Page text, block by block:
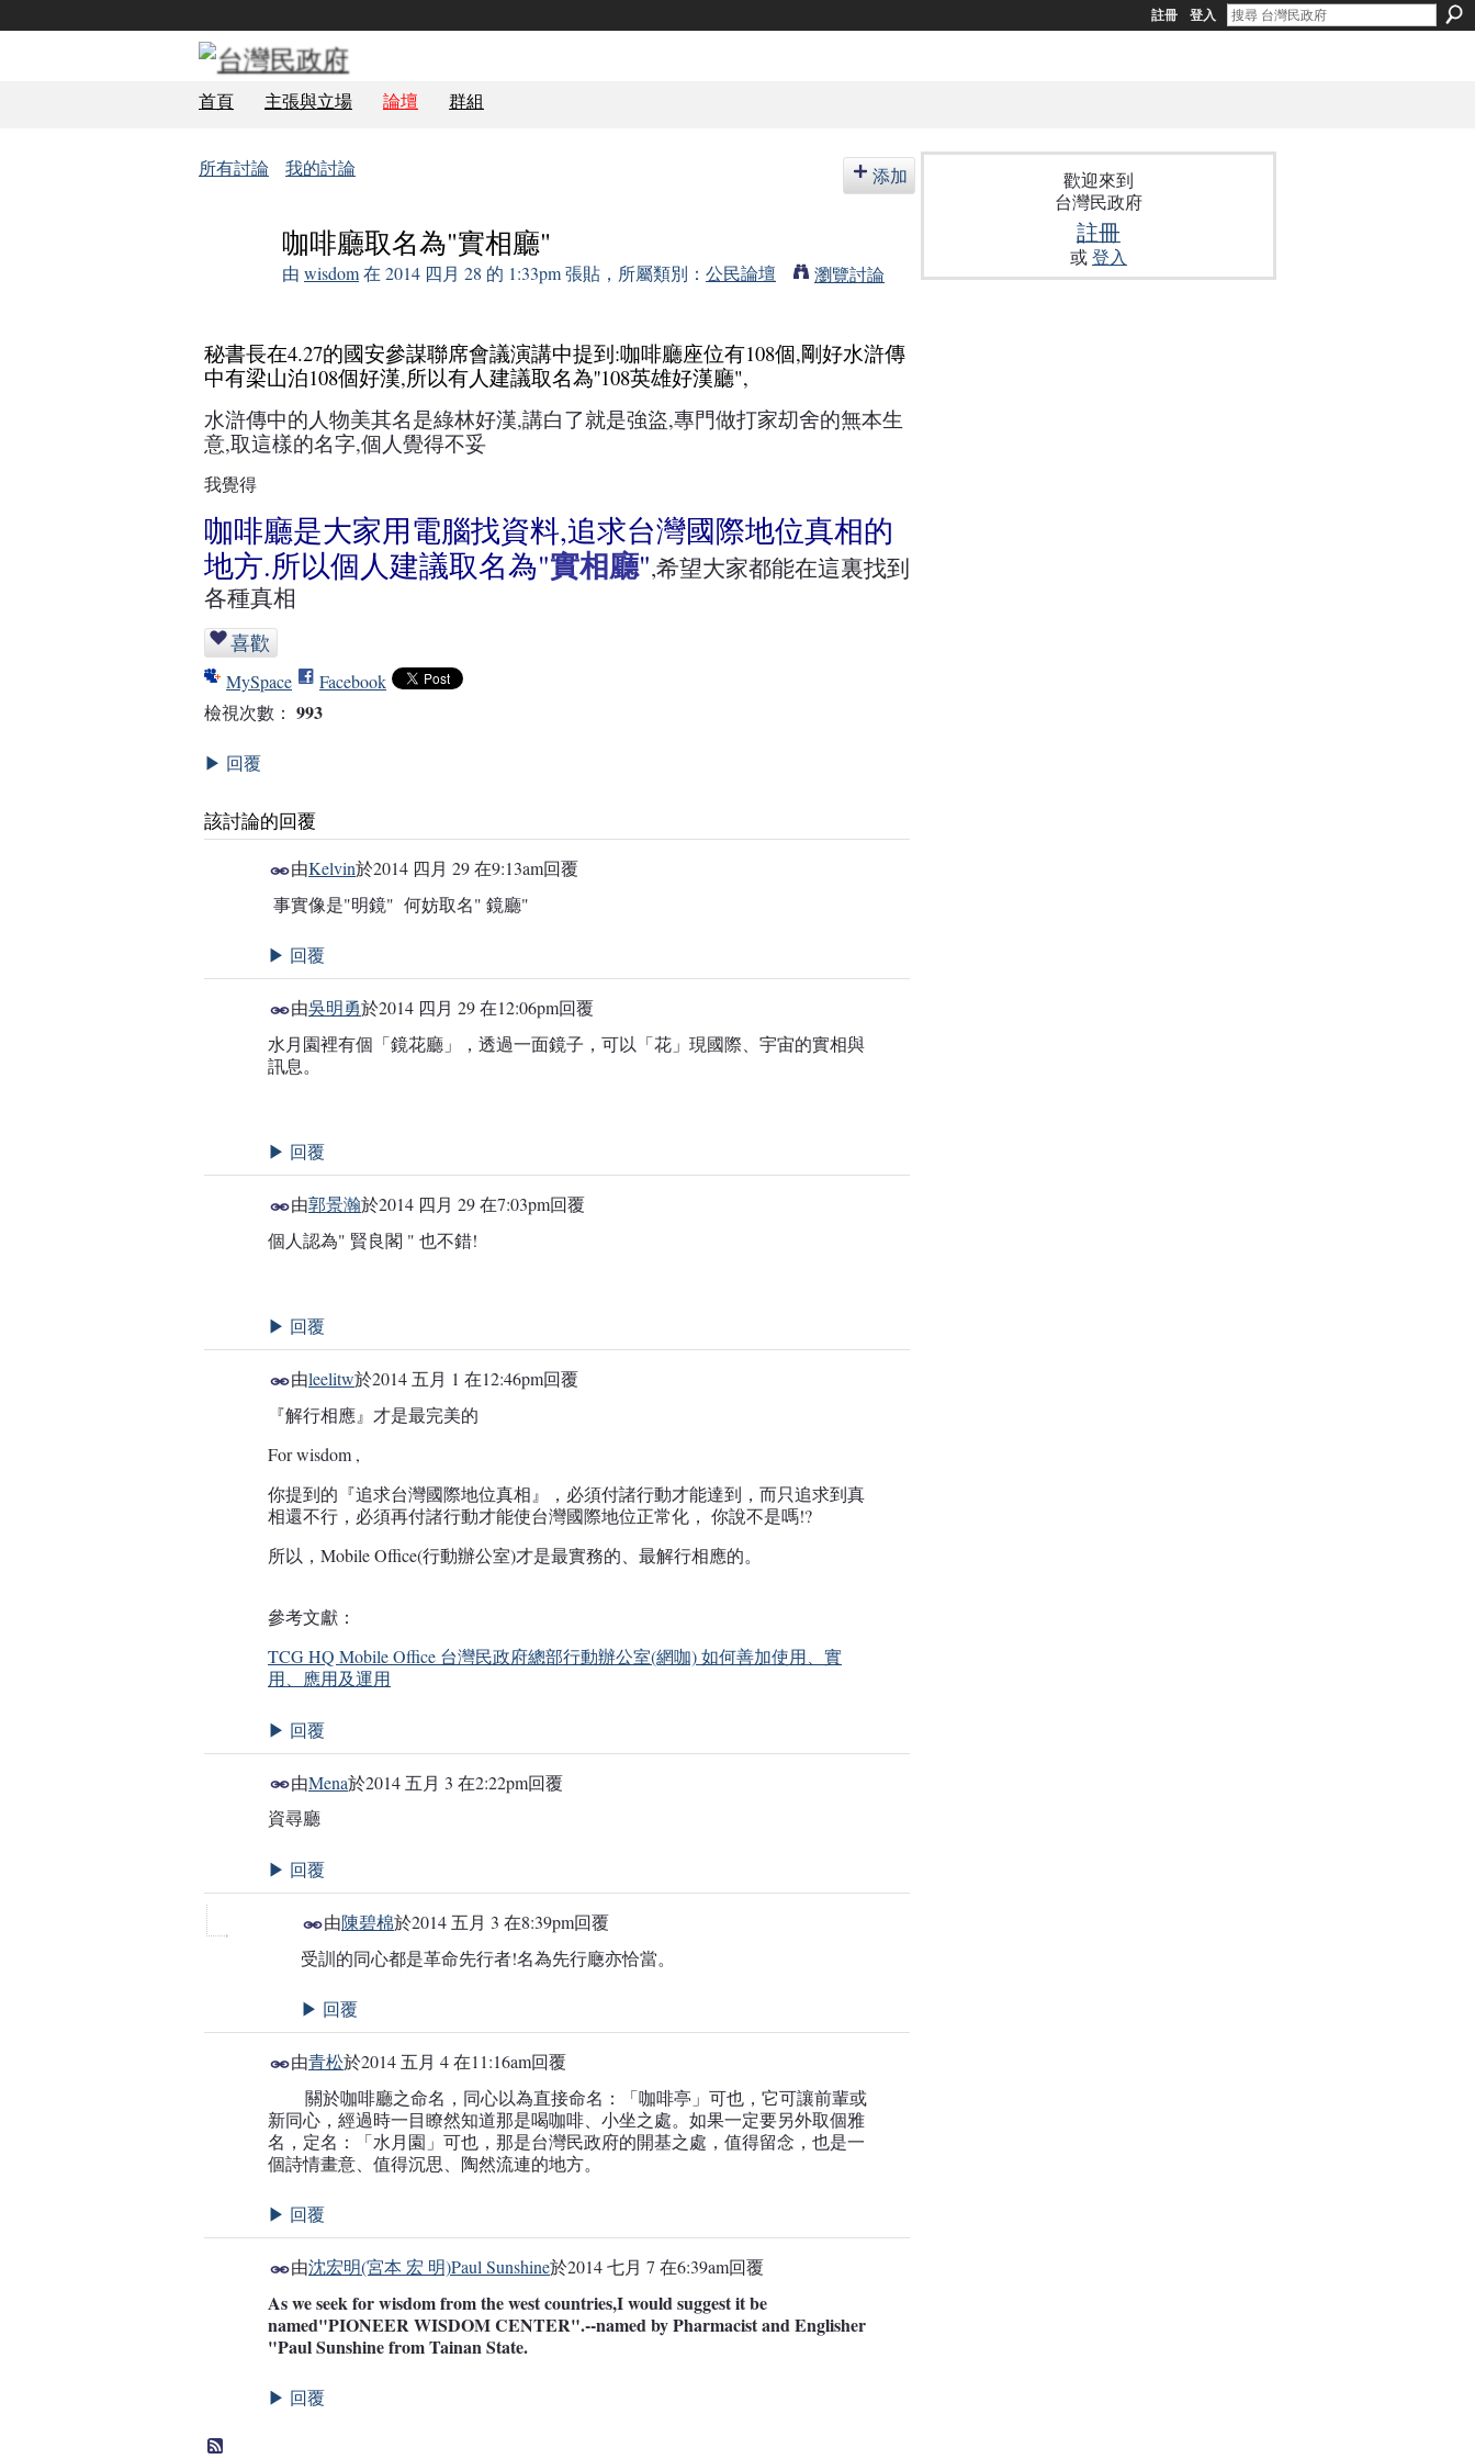
註冊 登入
首頁 主張與立場 論壇 群組
所有討論 我的討論 添加
咖啡廳取名為"實相廳"
由 wisdom在 2014 四月 28 的 1:33pm 張貼，所屬類別： 公民論壇 瀏覽討論
秘書長在4.27的國安參謀聯席會議演講中提到:咖啡廳座位有108個,剛好水滸傳
中有梁山泊108個好漢,所以有人建議取名為''108英雄好漢廳",
水滸傳中的人物美其名是綠林好漢,講白了就是強盜,專門做打家刧舍的無本生
意,取這樣的名字,個人覺得不妥
我覺得
咖啡廳是大家用電腦找資料,追求台灣國際地位真相的
地方.所以個人建議取名為"實相廳",希望大家都能在這裏找到
各種真相
喜歡
MySpace
Facebook
檢視次數： 993
▶ 回覆
該討論的回覆
由Kelvin於2014 四月 29 在9:13am回覆
事實像是"明鏡" 何妨取名" 鏡廳"
▶ 回覆
由吳明勇於2014 四月 29 在12:06pm回覆
水月園裡有個「鏡花廳」，透過一面鏡子，可以「花」現國際、宇宙的實相與
訊息。
▶ 回覆
由郭景瀚於2014 四月 29 在7:03pm回覆
個人認為" 賢良閣 " 也不錯!
▶ 回覆
由leelitw於2014 五月 1 在12:46pm回覆
『解行相應』才是最完美的
For wisdom ,
你提到的『追求台灣國際地位真相』，必須付諸行動才能達到，而只追求到真
相還不行，必須再付諸行動才能使台灣國際地位正常化， 你說不是嗎!?
所以，Mobile Office(行動辦公室)才是最實務的、最解行相應的。
參考文獻：
TCG HQ Mobile Office 台灣民政府總部行動辦公室(網咖) 如何善加使用、實
用、應用及運用
▶ 回覆
由Mena於2014 五月 3 在2:22pm回覆
資尋廳
▶ 回覆
由陳碧棉於2014 五月 3 在8:39pm回覆
受訓的同心都是革命先行者!名為先行廰亦恰當。
▶ 回覆
由青松於2014 五月 4 在11:16am回覆
關於咖啡廳之命名，同心以為直接命名：「咖啡亭」可也，它可讓前輩或
新同心，經過時一目瞭然知道那是喝咖啡、小坐之處。如果一定要另外取個雅
名，定名：「水月園」可也，那是台灣民政府的開基之處，值得留念，也是一
個詩情畫意、值得沉思、陶然流連的地方。
▶ 回覆
由沈宏明(宮本 宏 明)Paul Sunshine於2014 七月 7 在6:39am回覆
As we seek for wisdom from the west countries,I would suggest it be
named"PIONEER WISDOM CENTER".--named by Pharmacist and Englisher
"Paul Sunshine from Tainan State.
▶ 回覆
歡迎來到
台灣民政府
註冊
或登入